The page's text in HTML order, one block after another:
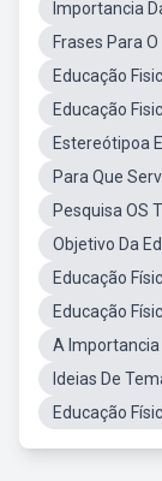
Importancia
Frases Para
Educação
Educação
Estereótipoa
Para Que
Pesquisa OS
Objetivo Da
Educação
Educação
A Importancia
Ideias De
Educação